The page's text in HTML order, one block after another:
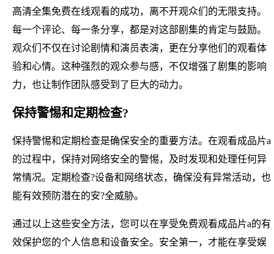
高清全集免费在线观看的成功，离不开观众们的无限支持。
每一个评论、每一条分享，都是对这部剧集的肯定与鼓励。
观众们不仅在讨论剧情和演员表演，更在分享他们的观看体
验和心情。这种强烈的观众参与感，不仅增强了剧集的影响
力，也让制作团队感受到了巨大的动力。
保持警惕和定期检查?
保持警惕和定期检查是确保安全的重要方法。在观看成品片a
的过程中，保持对网络安全的警惕，及时发现和处理任何异
常情况。定期检查?设备和网络状态，确保没有异常活动，也
能有效预防潜在的安?全威胁。
通过以上这些安全方法，您可以在享受免费观看成品片a的有
效保护您的个人信息和设备安全。安全第一，才能在享受娱